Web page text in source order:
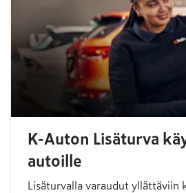
K-Auton Lisäturva
autoille
Lisäturvalla varaudut yllättäviin